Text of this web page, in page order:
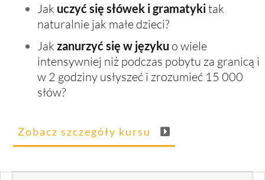
Jak uczyć się słówek i gramatykitak
naturalnie jak małe dzieci?
Jak zanurzyć się w języku o wiele
intensywniej niż podczas pobytu za granicą i
w 2 godziny usłyszeć i zrozumieć 15 000
słów?
Zobacz szczegóły kursu